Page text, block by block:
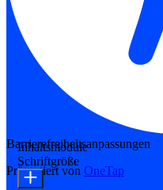
Barrierefreiheitsanpassungen
Präsentiert von OneTap
Inhaltsmodule
Schriftgröße